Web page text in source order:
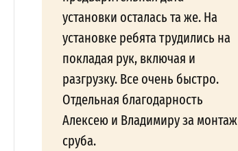
установки осталась та же. На
установке ребята трудились на
покладая рук, включая и
разгрузку. Все очень быстро.
Отдельная благодарность
Алексею и Владимиру за монтаж
сруба.